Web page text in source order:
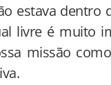
estava dentro
livre é muito
missão